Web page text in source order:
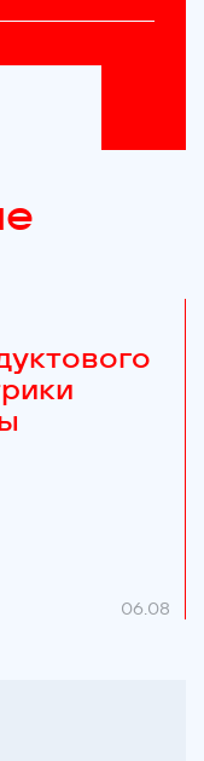
06.08